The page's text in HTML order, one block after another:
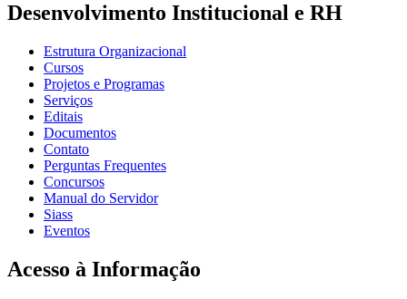
Desenvolvimento Institucional e RH
Estrutura Organizacional
Cursos
Projetos e Programas
Serviços
Editais
Documentos
Contato
Perguntas Frequentes
Concursos
Manual do Servidor
Siass
Eventos
Acesso à Informação